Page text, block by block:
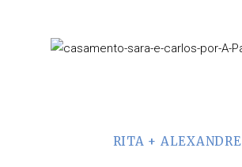
RITA + ALEXANDRE